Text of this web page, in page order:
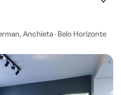
Anchieta · Belo Horizonte